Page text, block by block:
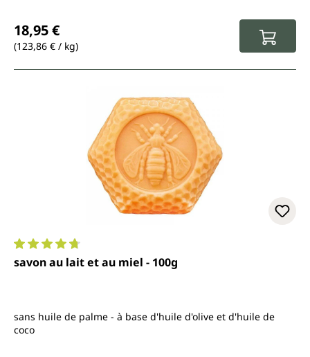
18,95 €
(123,86 € / kg)
Note moyenne de 4.7 sur 5 étoiles
savon au lait et au miel - 100g
sans huile de palme - à base d'huile d'olive et d'huile de
coco